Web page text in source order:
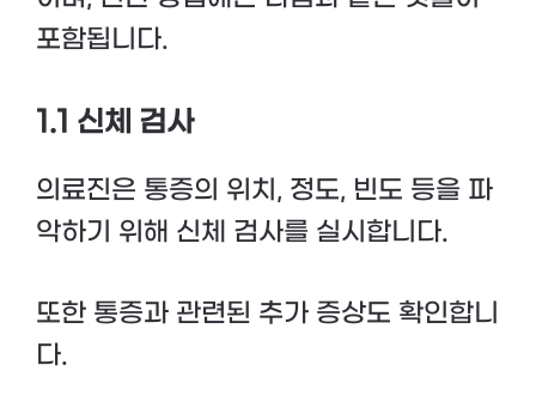
포함됩니다.
1.1 신체 검사
의료진은 통증의 위치, 정도, 빈도 등을 파
악하기 위해 신체 검사를 실시합니다.
또한 통증과 관련된 추가 증상도 확인합니
다.